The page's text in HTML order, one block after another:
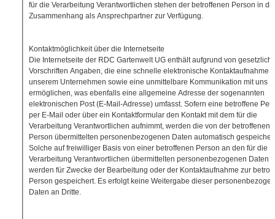
für die Verarbeitung Verantwortlichen stehen der betroffenen Person in
Zusammenhang als Ansprechpartner zur Verfügung.
Kontaktmöglichkeit über die Internetseite
Die Internetseite der RDC Gartenwelt UG enthält aufgrund von
Vorschriften Angaben, die eine schnelle elektronische Kontaktaufnahme
unserem Unternehmen sowie eine unmittelbare Kommunikation mit uns
ermöglichen, was ebenfalls eine allgemeine Adresse der sogenannten
elektronischen Post (E-Mail-Adresse) umfasst. Sofern eine betroffene
per E-Mail oder über ein Kontaktformular den Kontakt mit dem für die
Verarbeitung Verantwortlichen aufnimmt, werden die von der betroffenen
Person übermittelten personenbezogenen Daten automatisch
Solche auf freiwilliger Basis von einer betroffenen Person an den für die
Verarbeitung Verantwortlichen übermittelten personenbezogenen Daten
werden für Zwecke der Bearbeitung oder der Kontaktaufnahme zur
Person gespeichert. Es erfolgt keine Weitergabe dieser
Daten an Dritte.